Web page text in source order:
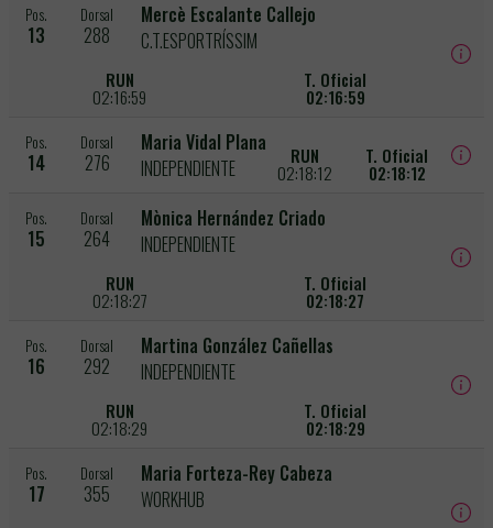
Pos.
13
Dorsal
288
Mercè Escalante Callejo
C.T.ESPORTRÍSSIM
RUN
02:16:59
T. Oficial
02:16:59
Pos.
14
Dorsal
276
Maria Vidal Plana
INDEPENDIENTE
RUN
02:18:12
T. Oficial
02:18:12
Pos.
15
Dorsal
264
Mònica Hernández Criado
INDEPENDIENTE
RUN
02:18:27
T. Oficial
02:18:27
Pos.
16
Dorsal
292
Martina González Cañellas
INDEPENDIENTE
RUN
02:18:29
T. Oficial
02:18:29
Pos.
17
Dorsal
355
Maria Forteza-Rey Cabeza
WORKHUB